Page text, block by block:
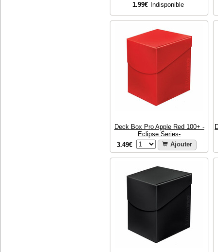
1.99€ Indisponible
Deck Box Pro Apple Red 100+ -
Eclipse Series-
3.49€
Ajouter